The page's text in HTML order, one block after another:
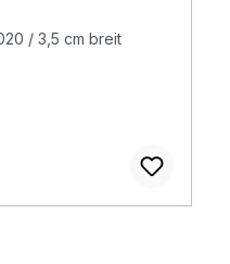
/ 3,5 cm breit